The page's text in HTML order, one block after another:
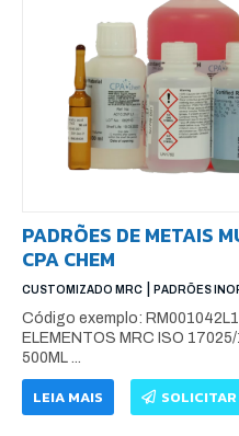
PADRÕES DE METAIS
CPA CHEM
CUSTOMIZADO MRC PADRÕES
Código exemplo:
ELEMENTOS MRC ISO
500ML ...
LEIA MAIS